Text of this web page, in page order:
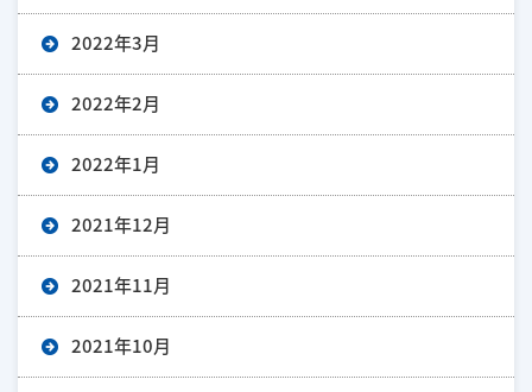
2022年3月
2022年2月
2022年1月
2021年12月
2021年11月
2021年10月